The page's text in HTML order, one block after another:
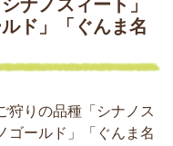
ナノスィート」
ルド」「ぐんま名
狩りの品種「シナノス
ゴールド」「ぐんま名